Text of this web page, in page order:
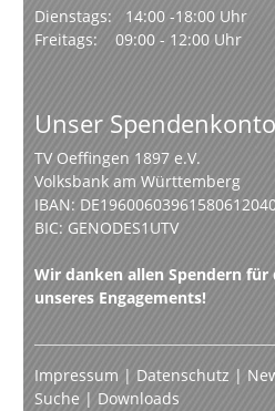
Dienstags: 14:00 -18:00 Uhr
Freitags: 09:00 - 12:00 Uhr
Unser Spendenkonto
TV Oeffingen 1897 e.V.
Volksbank am Württemberg
IBAN:
BIC: GENODES1UTV
Wir danken allen Spendern
unseres Engagements!
Impressum | Datenschutz |
Suche | Downloads